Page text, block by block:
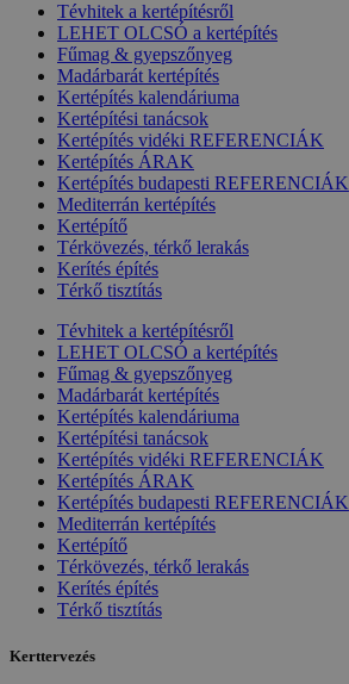
Tévhitek a kertépítésről
LEHET OLCSÓ a kertépítés
Fűmag & gyepszőnyeg
Madárbarát kertépítés
Kertépítés kalendáriuma
Kertépítési tanácsok
Kertépítés vidéki REFERENCIÁK
Kertépítés ÁRAK
Kertépítés budapesti REFERENCIÁK
Mediterrán kertépítés
Kertépítő
Térkövezés, térkő lerakás
Kerítés építés
Térkő tisztítás
Tévhitek a kertépítésről
LEHET OLCSÓ a kertépítés
Fűmag & gyepszőnyeg
Madárbarát kertépítés
Kertépítés kalendáriuma
Kertépítési tanácsok
Kertépítés vidéki REFERENCIÁK
Kertépítés ÁRAK
Kertépítés budapesti REFERENCIÁK
Mediterrán kertépítés
Kertépítő
Térkövezés, térkő lerakás
Kerítés építés
Térkő tisztítás
Kerttervezés